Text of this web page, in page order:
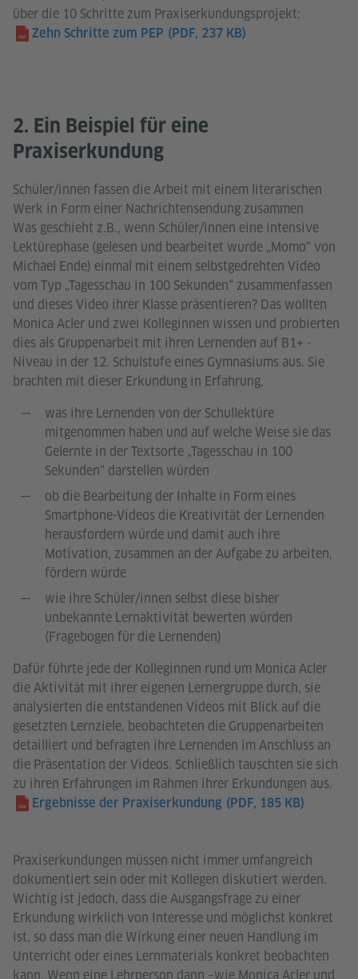
über die 10 Schritte zum Praxiserkundungsprojekt:
Zehn Schritte zum PEP (PDF, 237 KB)
2. Ein Beispiel für eine
Praxiserkundung
Schüler/innen fassen die Arbeit mit einem literarischen
Werk in Form einer Nachrichtensendung zusammen
Was geschieht z.B., wenn Schüler/innen eine intensive
Lektürephase (gelesen und bearbeitet wurde „Momo“ von
Michael Ende) einmal mit einem selbstgedrehten Video
vom Typ „Tagesschau in 100 Sekunden“ zusammenfassen
und dieses Video ihrer Klasse präsentieren? Das wollten
Monica Acler und zwei Kolleginnen wissen und probierten
dies als Gruppenarbeit mit ihren Lernenden auf B1+ -
Niveau in der 12. Schulstufe eines Gymnasiums aus. Sie
brachten mit dieser Erkundung in Erfahrung,
was ihre Lernenden von der Schullektüre
mitgenommen haben und auf welche Weise sie das
Gelernte in der Textsorte „Tagesschau in 100
Sekunden“ darstellen würden
ob die Bearbeitung der Inhalte in Form eines
Smartphone-Videos die Kreativität der Lernenden
herausfordern würde und damit auch ihre
Motivation, zusammen an der Aufgabe zu arbeiten,
fördern würde
wie ihre Schüler/innen selbst diese bisher
unbekannte Lernaktivität bewerten würden
(Fragebogen für die Lernenden)
Dafür führte jede der Kolleginnen rund um Monica Acler
die Aktivität mit ihrer eigenen Lernergruppe durch, sie
analysierten die entstandenen Videos mit Blick auf die
gesetzten Lernziele, beobachteten die Gruppenarbeiten
detailliert und befragten ihre Lernenden im Anschluss an
die Präsentation der Videos. Schließlich tauschten sie sich
zu ihren Erfahrungen im Rahmen ihrer Erkundungen aus.
Ergebnisse der Praxiserkundung (PDF, 185 KB)
Praxiserkundungen müssen nicht immer umfangreich
dokumentiert sein oder mit Kollegen diskutiert werden.
Wichtig ist jedoch, dass die Ausgangsfrage zu einer
Erkundung wirklich von Interesse und möglichst konkret
ist, so dass man die Wirkung einer neuen Handlung im
Unterricht oder eines Lernmaterials konkret beobachten
kann. Wenn eine Lehrperson dann –wie Monica Acler und